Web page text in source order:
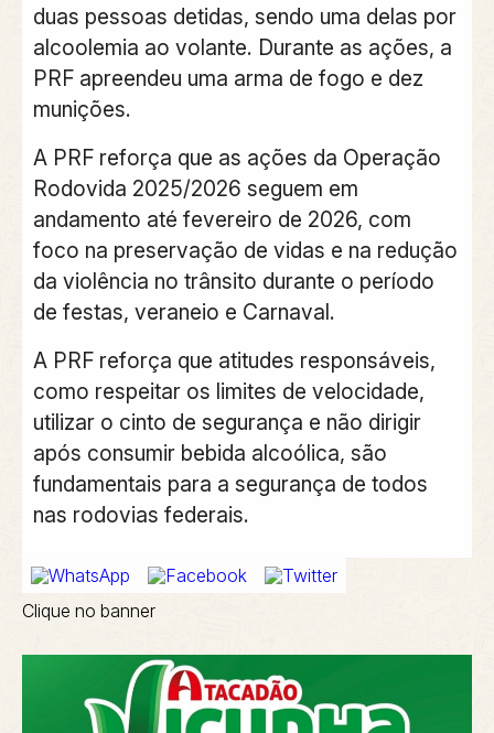
duas pessoas detidas, sendo uma delas por
alcoolemia ao volante. Durante as ações, a
PRF apreendeu uma arma de fogo e dez
munições.
A PRF reforça que as ações da Operação
Rodovida 2025/2026 seguem em
andamento até fevereiro de 2026, com
foco na preservação de vidas e na redução
da violência no trânsito durante o período
de festas, veraneio e Carnaval.
A PRF reforça que atitudes responsáveis,
como respeitar os limites de velocidade,
utilizar o cinto de segurança e não dirigir
após consumir bebida alcoólica, são
fundamentais para a segurança de todos
nas rodovias federais.
Clique no banner